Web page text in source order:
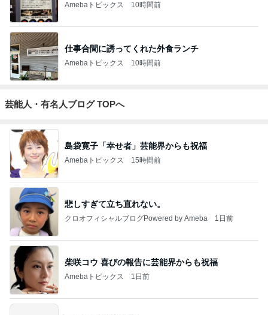
Amebaトピックス 10時間前
仕事合間に誘ってくれた外食ランチ
Amebaトピックス 10時間前
芸能人・有名人ブログ TOPへ
島袋寛子「幸せ者」芸能界からも祝福
Amebaトピックス 15時間前
悲しすぎて立ち直れない。
クロオフィシャルブログPowered by Ameba 1日前
柴咲コウ 喜びの報告に芸能界からも祝福
Amebaトピックス 1日前